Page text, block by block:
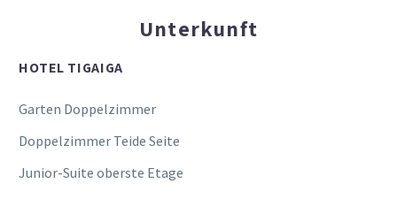
Unterkunft
HOTEL TIGAIGA
Garten Doppelzimmer
Doppelzimmer Teide Seite
Junior-Suite oberste Etage